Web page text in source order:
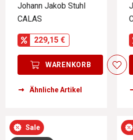
Johann Jakob Stuhl
CALAS
229,15 €
WARENKORB
Ähnliche Artikel
Sale